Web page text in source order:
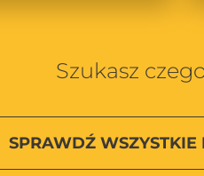
Szukasz
SPRAWDŹ WSZYSTKIE